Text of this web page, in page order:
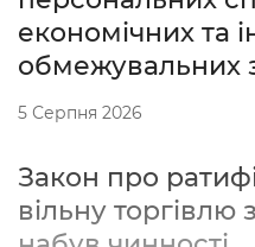
економічних та
обмежувальних
5 Серпня 2026
Закон про
вільну